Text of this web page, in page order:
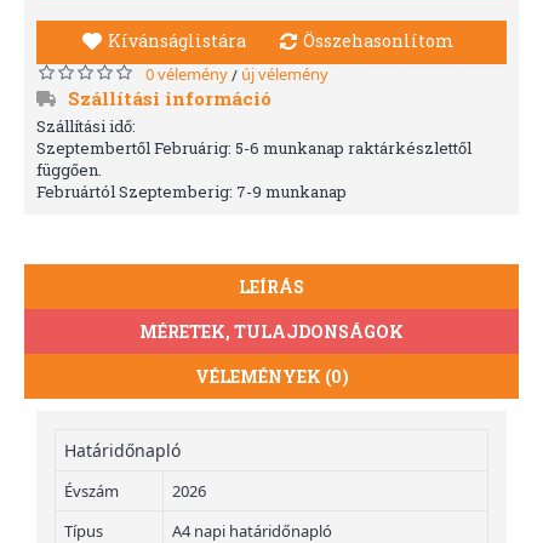
Kívánságlistára Összehasonlítom
0 vélemény/ új vélemény
Szállítási információ
Szállítási idő:
Szeptembertől Februárig: 5-6 munkanap raktárkészlettől
függően.
Februártól Szeptemberig: 7-9 munkanap
LEÍRÁS
MÉRETEK, TULAJDONSÁGOK
VÉLEMÉNYEK (0)
Határidőnapló
Évszám
2026
Típus
A4 napi határidőnapló